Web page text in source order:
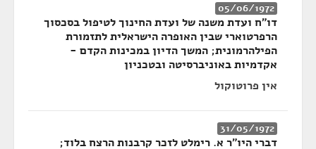
05/06/1972
דו"ח ועדת משנה של ועדת החינוך לטיפול בסכסוך
הרפרטוארי שבין האופרה הישראלית לתזמורת
הפילהרמונית; המשך הדיון במכינות הקדם -
אקדמיות באוניברסיטה ובטכניון
אין פרוטוקול
31/05/1972
דברי היו"ר א. רימלט לזכר קרבנות הרצח בלוד;